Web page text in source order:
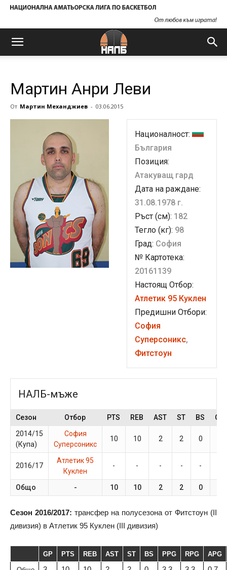
Мартин Анри Леви
От Мартин Механджиев - 03.06.2015
Националност:
България
Позиция:
Атакуващ гард
Дата на раждане:
31.08.1978 г.
Ръст (см): 182
Тегло (кг): 98
Град: София
№ Картотека:
20161139
Настоящ Отбор:
Атлетик 95 Куклен
Предишни Отбори:
София
Суперсоникс,
Фитстоун
НАЛБ-мъже
Сезон Отбор PTS REB AST ST BS
GP
2014/15
(Купа)
София
Суперсоникс
10 10 2 2 0
2016/17
Атлетик 95
Куклен
- - - - -
Общо - 10 10 2 2 0
Сезон 2016/2017: трансфер на полусезона от Фитстоун (II
дивизия) в Атлетик 95 Куклен (III дивизия)
GP PTS REB AST ST BS PPG RPG APG